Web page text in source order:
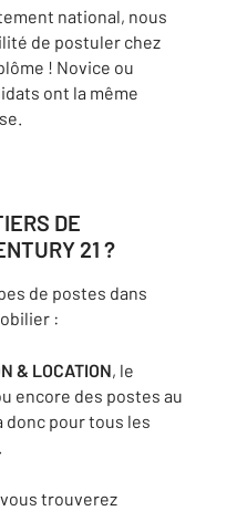
national, nous
de postuler chez
! Novice ou
ont la même
DE
21 ?
de postes dans
:
& LOCATION, le
encore des postes au
donc pour tous les
trouverez